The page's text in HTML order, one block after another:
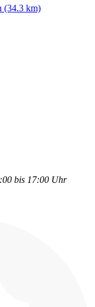
(34.3 km)
bis 17:00 Uhr